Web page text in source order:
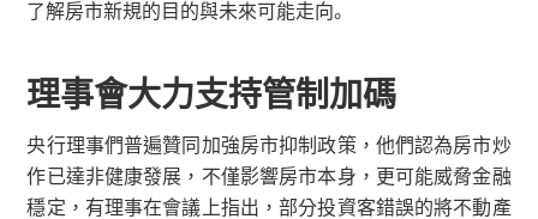
了解房市新規的目的與未來可能走向。
理事會大力支持管制加碼
央行理事們普遍贊同加強房市抑制政策，他們認為房市炒
作已達非健康發展，不僅影響房市本身，更可能威脅金融
穩定，有理事在會議上指出，部分投資客錯誤的將不動產